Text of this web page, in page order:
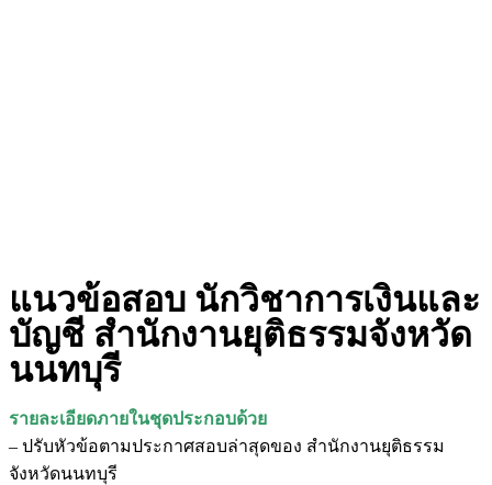
แนวข้อสอบ นักวิชาการเงินและ
บัญชี สำนักงานยุติธรรมจังหวัด
นนทบุรี
รายละเอียดภายในชุดประกอบด้วย
– ปรับหัวข้อตามประกาศสอบล่าสุดของ สำนักงานยุติธรรม
จังหวัดนนทบุรี